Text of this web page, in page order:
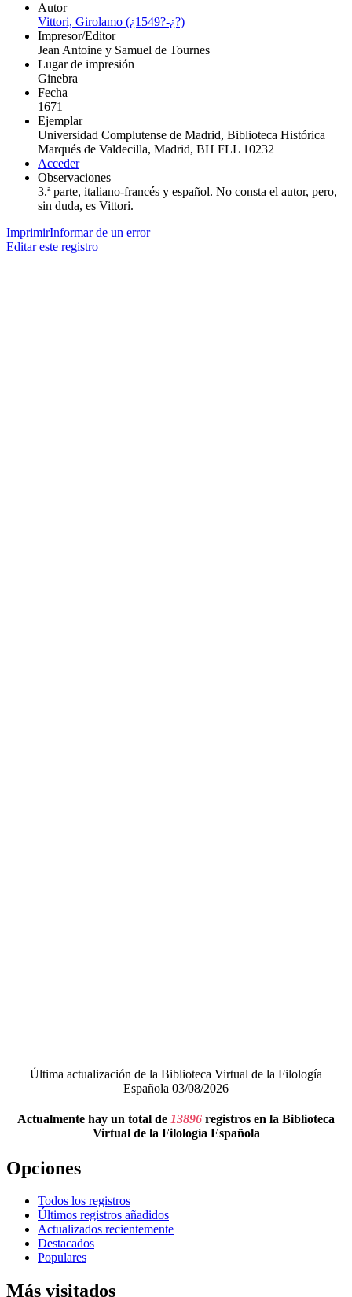
Autor
Vittori, Girolamo (¿1549?-¿?)
Impresor/Editor
Jean Antoine y Samuel de Tournes
Lugar de impresión
Ginebra
Fecha
1671
Ejemplar
Universidad Complutense de Madrid, Biblioteca Histórica
Marqués de Valdecilla, Madrid, BH FLL 10232
Acceder
Observaciones
3.ª parte, italiano-francés y español. No consta el autor, pero,
sin duda, es Vittori.
ImprimirInformar de un error
Editar este registro
Última actualización de la Biblioteca Virtual de la Filología
Española 03/08/2026
Actualmente hay un total de 13896 registros en la Biblioteca
Virtual de la Filología Española
Opciones
Todos los registros
Últimos registros añadidos
Actualizados recientemente
Destacados
Populares
Más visitados